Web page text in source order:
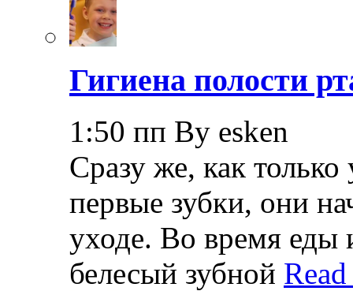
Гигиена полости
1:50 пп By esken
Сразу же, как
первые зубки, они
уходе. Во время еды
белесый зубной